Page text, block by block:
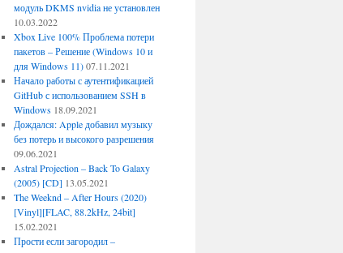
модуль DKMS nvidia не установлен
10.03.2022
Xbox Live 100% Проблема потери
пакетов – Решение (Windows 10 и
для Windows 11) 07.11.2021
Начало работы с аутентификацией
GitHub с использованием SSH в
Windows 18.09.2021
Дождался: Apple добавил музыку
без потерь и высокого разрешения
09.06.2021
Astral Projection – Back To Galaxy
(2005) [CD] 13.05.2021
The Weeknd – After Hours (2020)
[Vinyl][FLAC, 88.2kHz, 24bit]
15.02.2021
Прости если загородил –